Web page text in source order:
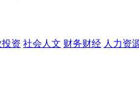
资 社会人文 财务财经 人力资